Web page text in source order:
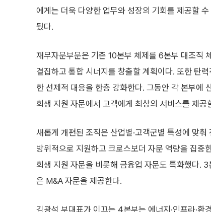
에게는 더욱 다양한 업무와 성장의 기회를 제공할
뒀다.
재무자문부문은 기존 10본부 체제를 6본부 대조직
결집하고 통합 시너지를 창출할 계획이다. 또한 탄
한 선제적 대응을 한층 강화한다. 그동안 각 본부에
회생 지원 자문에서 고객에게 최상의 서비스를 제공
새롭게 개편된 조직은 산업별·고객군별 특성에 맞
방위적으로 지원하고 크로스보더 자문 역량을 집중
회생 지원 자문을 비롯해 금융업 자문도 특화했다.
은 M&A 자문을 제공한다.
김광석 부대표가 이끄는 4본부는 에너지·인프라·